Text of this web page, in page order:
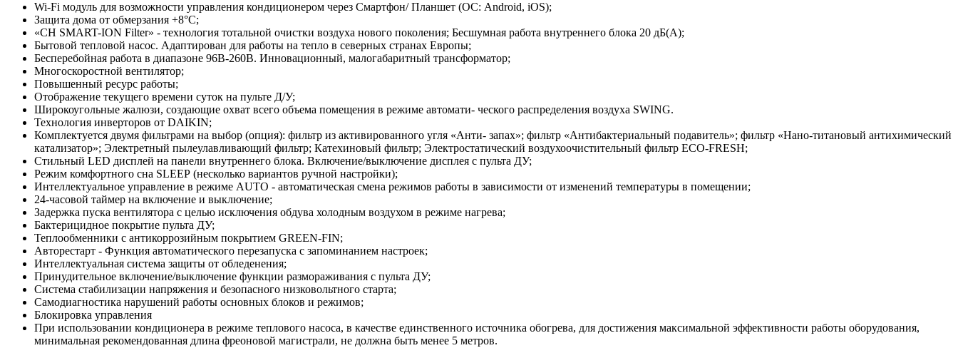
Wi-Fi модуль для возможности управления кондиционером через Смартфон/ Планшет (ОС: Android, iOS);
Защита дома от обмерзания +8°C;
«CH SMART-ION Filter» - технология тотальной очистки воздуха нового поколения; Бесшумная работа внутреннего блока 20 дБ(А);
Бытовой тепловой насос. Адаптирован для работы на тепло в северных странах Европы;
Бесперебойная работа в диапазоне 96В-260В. Инновационный, малогабаритный трансформатор;
Многоскоростной вентилятор;
Повышенный ресурс работы;
Отображение текущего времени суток на пульте Д/У;
Широкоугольные жалюзи, создающие охват всего объема помещения в режиме автомати- ческого распределения воздуха SWING.
Технология инверторов от DAIKIN;
Комплектуется двумя фильтрами на выбор (опция): фильтр из активированного угля «Анти- запах»; фильтр «Антибактериальный подавитель»; фильтр «Нано-титановый антихимический
катализатор»; Электретный пылеулавливающий фильтр; Катехиновый фильтр; Электростатический воздухоочистительный фильтр ЕСО-FRESH;
Стильный LED дисплей на панели внутреннего блока. Включение/выключение дисплея с пульта ДУ;
Режим комфортного сна SLЕЕР (несколько вариантов ручной настройки);
Интеллектуальное управление в режиме AUTO - автоматическая смена режимов работы в зависимости от изменений температуры в помещении;
24-часовой таймер на включение и выключение;
Задержка пуска вентилятора с целью исключения обдува холодным воздухом в режиме нагрева;
Бактерицидное покрытие пульта ДУ;
Теплообменники с антикоррозийным покрытием GREEN-FIN;
Авторестарт - Функция автоматического перезапуска с запоминанием настроек;
Интеллектуальная система защиты от обледенения;
Принудительное включение/выключение функции размораживания с пульта ДУ;
Система стабилизации напряжения и безопасного низковольтного старта;
Самодиагностика нарушений работы основных блоков и режимов;
Блокировка управления
При использовании кондиционера в режиме теплового насоса, в качестве единственного источника обогрева, для достижения максимальной эффективности работы оборудования,
минимальная рекомендованная длина фреоновой магистрали, не должна быть менее 5 метров.